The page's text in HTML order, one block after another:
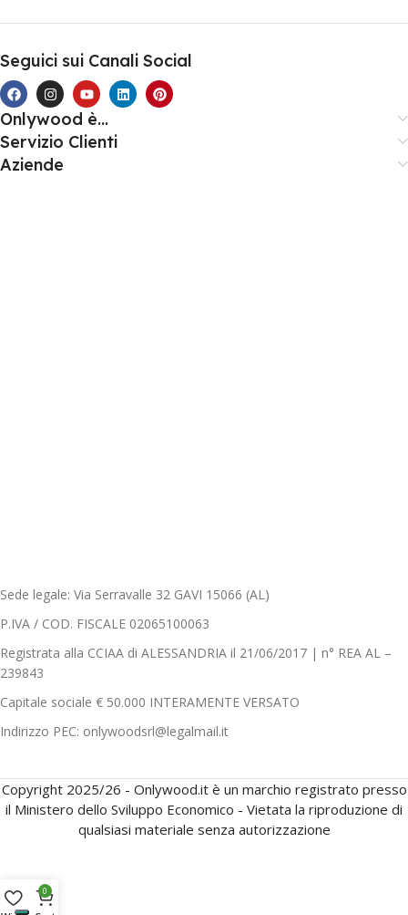
Seguici sui Canali Social
Onlywood è...
Servizio Clienti
Aziende
Sede legale: Via Serravalle 32 GAVI 15066 (AL)
P.IVA / COD. FISCALE 02065100063
Registrata alla CCIAA di ALESSANDRIA il 21/06/2017 | n° REA AL –
239843
Capitale sociale € 50.000 INTERAMENTE VERSATO
Indirizzo PEC: onlywoodsrl@legalmail.it
Copyright 2025/26 - Onlywood.it è un marchio registrato presso
il Ministero dello Sviluppo Economico - Vietata la riproduzione di
qualsiasi materiale senza autorizzazione
0